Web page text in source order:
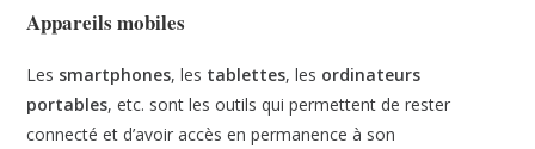
Appareils mobiles
Les smartphones, les tablettes, les ordinateurs
portables, etc. sont les outils qui permettent de rester
connecté et d’avoir accès en permanence à son